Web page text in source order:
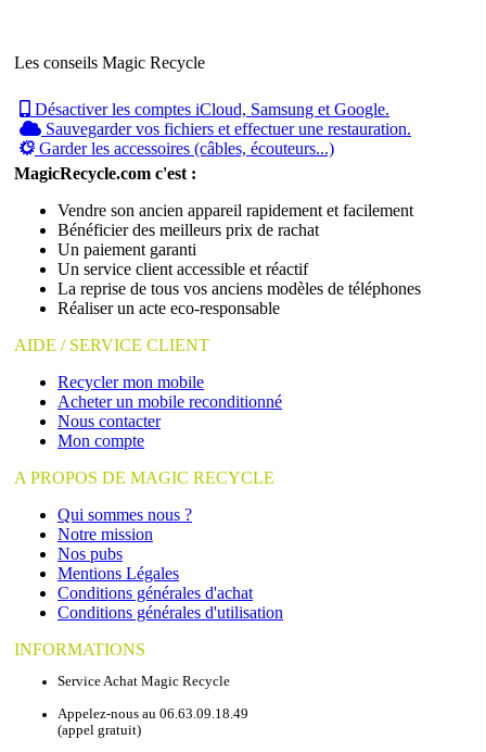
Les conseils Magic Recycle
Désactiver les comptes iCloud, Samsung et Google.
Sauvegarder vos fichiers et effectuer une restauration.
Garder les accessoires (câbles, écouteurs...)
MagicRecycle.com c'est :
Vendre son ancien appareil rapidement et facilement
Bénéficier des meilleurs prix de rachat
Un paiement garanti
Un service client accessible et réactif
La reprise de tous vos anciens modèles de téléphones
Réaliser un acte eco-responsable
AIDE / SERVICE CLIENT
Recycler mon mobile
Acheter un mobile reconditionné
Nous contacter
Mon compte
A PROPOS DE MAGIC RECYCLE
Qui sommes nous ?
Notre mission
Nos pubs
Mentions Légales
Conditions générales d'achat
Conditions générales d'utilisation
INFORMATIONS
Service Achat Magic Recycle
Appelez-nous au 06.63.09.18.49
(appel gratuit)